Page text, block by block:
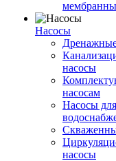
Насосы
насосы
насосам
Насосы для
насосы